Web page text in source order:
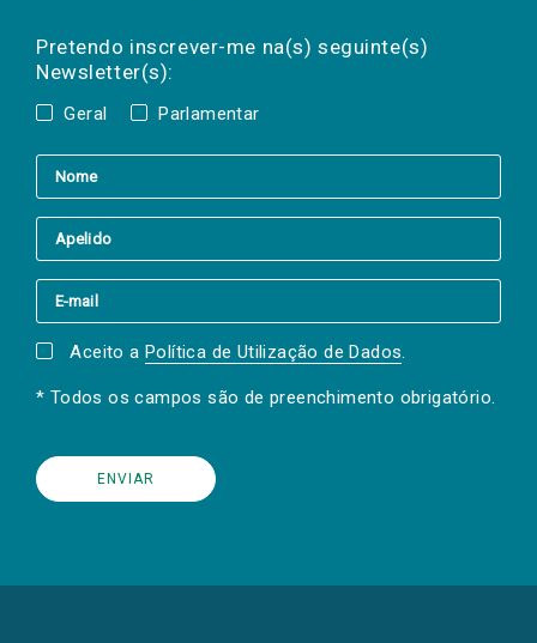
Pretendo inscrever-me na(s) seguinte(s)
Newsletter(s):
Geral Parlamentar
a(s) newsletter(s).
mail
Aceito a Política de Utilização de Dados.
* Todos os campos são de preenchimento obrigatório.